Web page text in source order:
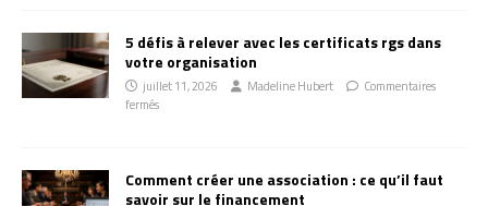
5 défis à relever avec les certificats rgs dans
votre organisation
juillet 11, 2026 Madeline Hubert
Commentaires
fermés
Comment créer une association : ce qu’il faut
savoir sur le financement